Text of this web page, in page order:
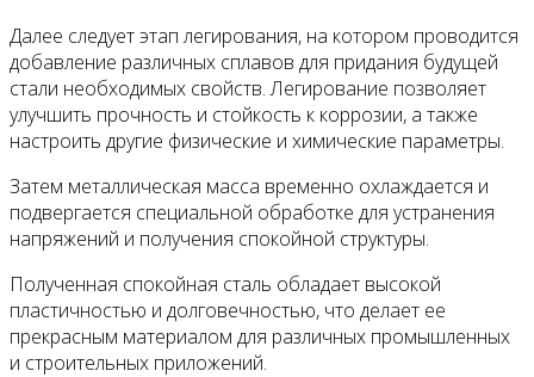
Далее следует этап легирования, на котором проводится
добавление различных сплавов для придания будущей
стали необходимых свойств. Легирование позволяет
улучшить прочность и стойкость к коррозии, а также
настроить другие физические и химические параметры.
Затем металлическая масса временно охлаждается и
подвергается специальной обработке для устранения
напряжений и получения спокойной структуры.
Полученная спокойная сталь обладает высокой
пластичностью и долговечностью, что делает ее
прекрасным материалом для различных промышленных
и строительных приложений.